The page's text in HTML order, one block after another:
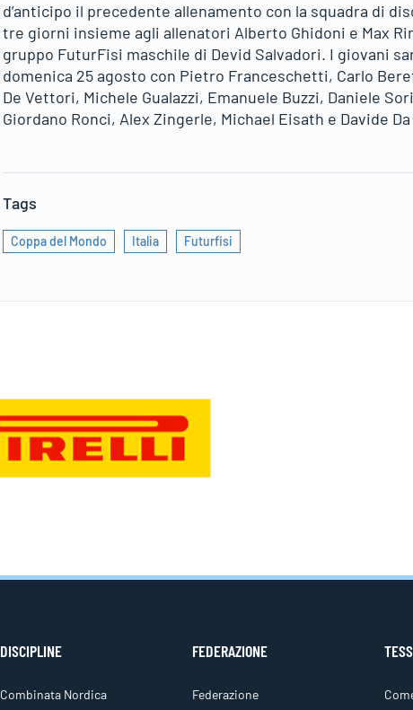
d’anticipo il precedente allenamento con la squadra di
tre giorni insieme agli allenatori Alberto Ghidoni e Max
gruppo FuturFisi maschile di Devid Salvadori. I giovani
domenica 25 agosto con Pietro Franceschetti, Carlo
De Vettori, Michele Gualazzi, Emanuele Buzzi, Daniele
Giordano Ronci, Alex Zingerle, Michael Eisath e Davide
Tags
Coppa del Mondo Italia Futurfisi
DISCIPLINE
Combinata Nordica
FEDERAZIONE
Federazione